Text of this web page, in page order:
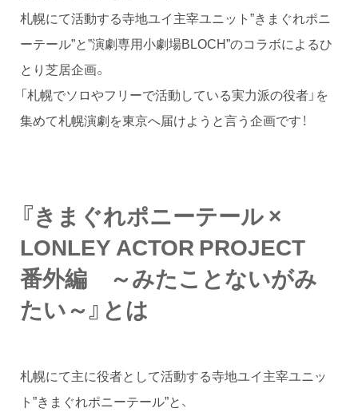
札幌にて活動する寺地ユイ主宰ユニット”きまぐれポニ
ーテール”と”演劇専用小劇場BLOCH”のコラボによるひ
とり芝居企画。
「札幌でソロやフリーで活動している実力派の役者」を
集めて札幌演劇を東京へ届けようと言う企画です！
『きまぐれポニーテール ×
LONLEY ACTOR PROJECT
番外編 ～みたことないがみ
たい～』 とは
札幌にて主に役者として活動する寺地ユイ主宰ユニッ
ト”きまぐれポニーテール”と、